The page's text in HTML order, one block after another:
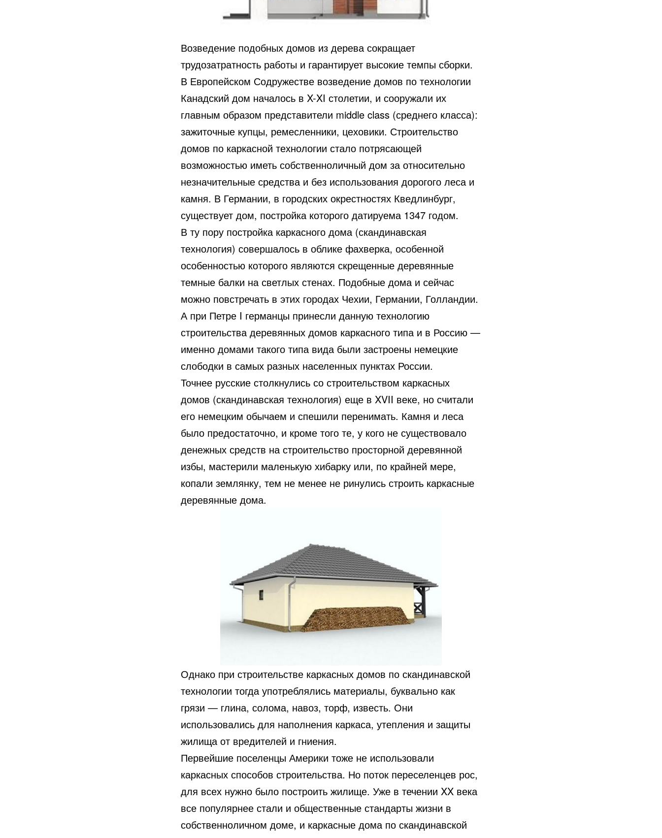
Возведение подобных домов из дерева сокращает
трудозатратность работы и гарантирует высокие темпы сборки.
В Европейском Содружестве возведение домов по технологии
Канадский дом началось в X-XI столетии, и сооружали их
главным образом представители middle class (среднего класса):
зажиточные купцы, ремесленники, цеховики. Строительство
домов по каркасной технологии стало потрясающей
возможностью иметь собственноличный дом за относительно
незначительные средства и без использования дорогого леса и
камня. В Германии, в городских окрестностях Кведлинбург,
существует дом, постройка которого датируема 1347 годом.
В ту пору постройка каркасного дома (скандинавская
технология) совершалось в облике фахверка, особенной
особенностью которого являются скрещенные деревянные
темные балки на светлых стенах. Подобные дома и сейчас
можно повстречать в этих городах Чехии, Германии, Голландии.
А при Петре I германцы принесли данную технологию
строительства деревянных домов каркасного типа и в Россию —
именно домами такого типа вида были застроены немецкие
слободки в самых разных населенных пунктах России.
Точнее русские столкнулись со строительством каркасных
домов (скандинавская технология) еще в XVII веке, но считали
его немецким обычаем и спешили перенимать. Камня и леса
было предостаточно, и кроме того те, у кого не существовало
денежных средств на строительство просторной деревянной
избы, мастерили маленькую хибарку или, по крайней мере,
копали землянку, тем не менее не ринулись строить каркасные
деревянные дома.
Однако при строительстве каркасных домов по скандинавской
технологии тогда употреблялись материалы, буквально как
грязи — глина, солома, навоз, торф, известь. Они
использовались для наполнения каркаса, утепления и защиты
жилища от вредителей и гниения.
Первейшие поселенцы Америки тоже не использовали
каркасных способов строительства. Но поток переселенцев рос,
для всех нужно было построить жилище. Уже в течении XX века
все популярнее стали и общественные стандарты жизни в
собственноличном доме, и каркасные дома по скандинавской